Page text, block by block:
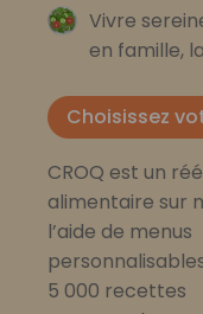
Vivre
en famille,
Choisissez
CROQ est un
alimentaire sur
l’aide de menus
5 000 recettes